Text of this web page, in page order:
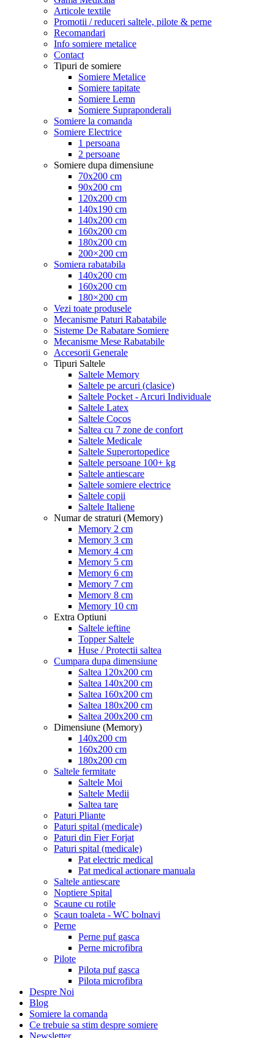
Articole textile
Promotii / reduceri saltele, pilote & perne
Recomandari
Info somiere metalice
Contact
Tipuri de somiere
Somiere Metalice
Somiere tapitate
Somiere Lemn
Somiere Supraponderali
Somiere la comanda
Somiere Electrice
1 persoana
2 persoane
Somiere dupa dimensiune
70x200 cm
90x200 cm
120x200 cm
140x190 cm
140x200 cm
160x200 cm
180x200 cm
200×200 cm
Somiera rabatabila
140x200 cm
160x200 cm
180×200 cm
Vezi toate produsele
Mecanisme Paturi Rabatabile
Sisteme De Rabatare Somiere
Mecanisme Mese Rabatabile
Accesorii Generale
Tipuri Saltele
Saltele Memory
Saltele pe arcuri (clasice)
Saltele Pocket - Arcuri Individuale
Saltele Latex
Saltele Cocos
Saltea cu 7 zone de confort
Saltele Medicale
Saltele Superortopedice
Saltele persoane 100+ kg
Saltele antiescare
Saltele somiere electrice
Saltele copii
Saltele Italiene
Numar de straturi (Memory)
Memory 2 cm
Memory 3 cm
Memory 4 cm
Memory 5 cm
Memory 6 cm
Memory 7 cm
Memory 8 cm
Memory 10 cm
Extra Optiuni
Saltele ieftine
Topper Saltele
Huse / Protectii saltea
Cumpara dupa dimensiune
Saltea 120x200 cm
Saltea 140x200 cm
Saltea 160x200 cm
Saltea 180x200 cm
Saltea 200x200 cm
Dimensiune (Memory)
140x200 cm
160x200 cm
180x200 cm
Saltele fermitate
Saltele Moi
Saltele Medii
Saltea tare
Paturi Pliante
Paturi spital (medicale)
Paturi din Fier Forjat
Paturi spital (medicale)
Pat electric medical
Pat medical actionare manuala
Saltele antiescare
Noptiere Spital
Scaune cu rotile
Scaun toaleta - WC bolnavi
Perne
Perne puf gasca
Perne microfibra
Pilote
Pilota puf gasca
Pilota microfibra
Despre Noi
Blog
Somiere la comanda
Ce trebuie sa stim despre somiere
Newsletter